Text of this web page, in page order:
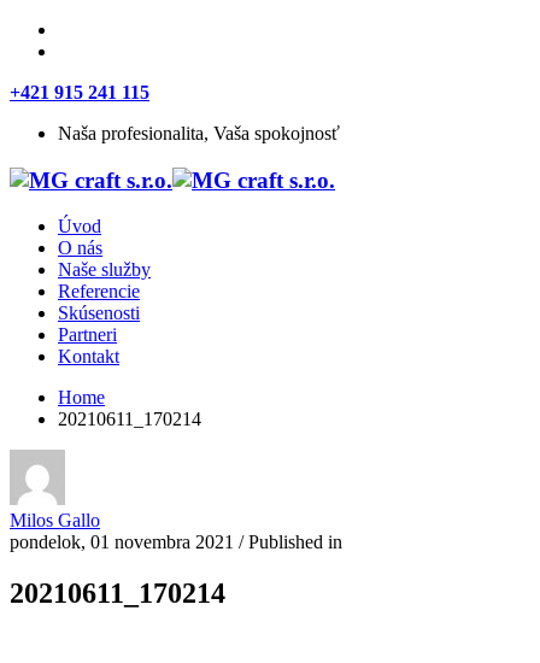
+421 915 241 115
Naša profesionalita, Vaša spokojnosť
Úvod
O nás
Naše služby
Referencie
Skúsenosti
Partneri
Kontakt
Home
20210611_170214
Milos Gallo
pondelok, 01 novembra 2021 /Published in
20210611_170214